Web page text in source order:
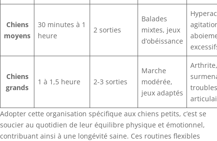
Chiens
moyens
30 minutes à 1
heure
2 sorties
Balades
mixtes, jeux
d’obéissance
Chiens
grands
1 à 1,5 heure 2-3 sorties
Marche
modérée,
jeux adaptés
Arthrite,
troubles
Adopter cette organisation spécifique aux chiens petits, c’est se
soucier au quotidien de leur équilibre physique et émotionnel,
contribuant ainsi à une longévité saine. Ces routines flexibles